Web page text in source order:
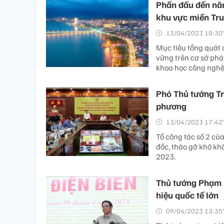
Phấn đấu đến
khu vực miền
13/04/2023 18:30’
Mục tiêu tổng quát
vững trên cơ sở
khoa học công
Phó Thủ tướng
phương
13/04/2023 17:42’
Tổ công tác số 2
đốc, tháo gỡ khó
2023.
Thủ tướng
hiệu quốc tế lớn
09/04/2023 13:35’